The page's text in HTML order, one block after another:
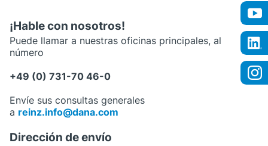
¡Hable con nosotros!
Puede llamar a nuestras oficinas principales, al
número
+49 (0) 731-70 46-0
Envíe sus consultas generales
a reinz.info@dana.com
Dirección de envío